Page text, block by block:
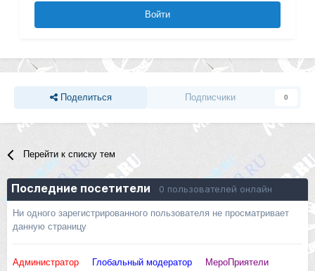
Войти
Поделиться Подписчики 0
Перейти к списку тем
Последние посетители 0 пользователей онлайн
Ни одного зарегистрированного пользователя не просматривает
данную страницу
Администратор Глобальный модератор МероПриятели